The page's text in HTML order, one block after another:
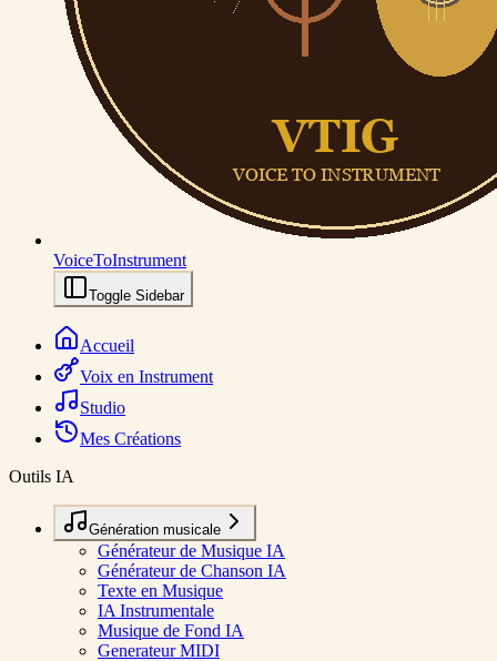
VoiceToInstrument
Toggle Sidebar
Accueil
Voix en Instrument
Studio
Mes Créations
Outils IA
Génération musicale
Générateur de Musique IA
Générateur de Chanson IA
Texte en Musique
IA Instrumentale
Musique de Fond IA
Generateur MIDI